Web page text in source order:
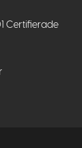
Certifierade